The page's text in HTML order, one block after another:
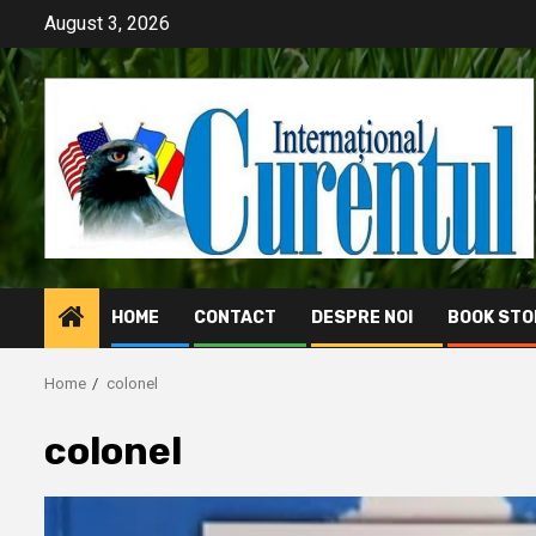
content
August 3, 2026
HOME CONTACT DESPRE NOI BOOK
Home colonel
colonel